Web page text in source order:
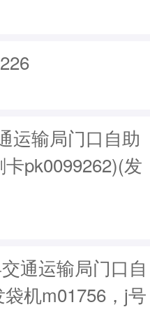
运输局门口自助
pk0099262)(发
通运输局门口自
机m01756，j号